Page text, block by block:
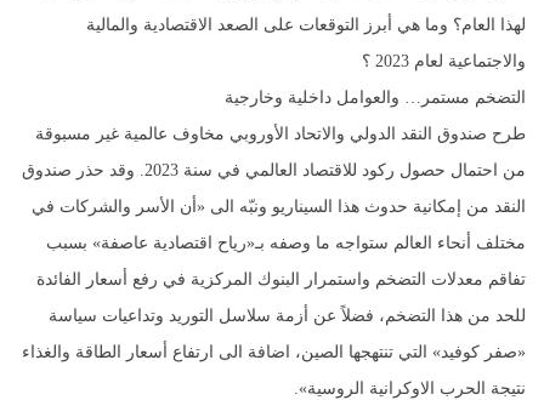
لهذا العام؟ وما هي أبرز التوقعات على الصعد الاقتصادية والمالية
والاجتماعية لعام 2023 ؟
التضخم مستمر… والعوامل داخلية وخارجية
طرح صندوق النقد الدولي والاتحاد الأوروبي مخاوف عالمية غير مسبوقة
من احتمال حصول ركود للاقتصاد العالمي في سنة 2023. وقد حذر صندوق
النقد من إمكانية حدوث هذا السيناريو ونبّه الى «أن الأسر والشركات في
مختلف أنحاء العالم ستواجه ما وصفه بـ«رياح اقتصادية عاصفة» بسبب
تفاقم معدلات التضخم واستمرار البنوك المركزية في رفع أسعار الفائدة
للحد من هذا التضخم، فضلاً عن أزمة سلاسل التوريد وتداعيات سياسة
«صفر كوفيد» التي تنتهجها الصين، اضافة الى ارتفاع أسعار الطاقة والغذاء
نتيجة الحرب الاوكرانية الروسية».